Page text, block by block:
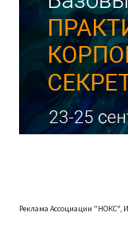
Реклама Ассоциации "НОКС",